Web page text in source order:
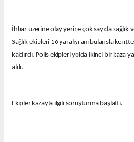
İhbar üzerine olay yerine çok sayıda sağlık
Sağlık ekipleri 16 yaralıyı ambulansla
kaldırdı. Polis ekipleri yolda ikinci bir kaza
aldı.
Ekipler kazayla ilgili soruşturma başlattı.